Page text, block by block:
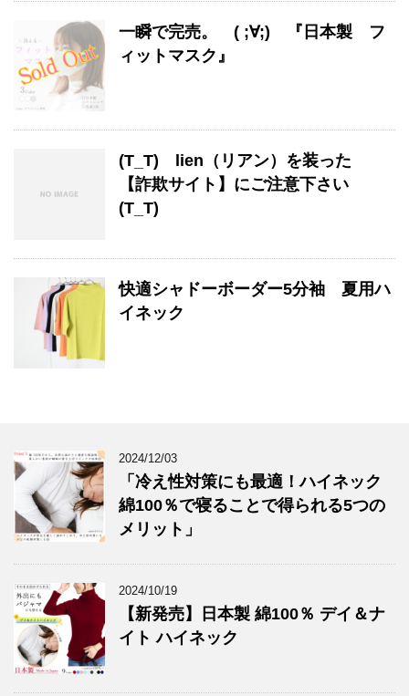
一瞬で完売。 ( ;∀;) 『日本製 フ
ィットマスク』
(T_T) lien（リアン）を装った
【詐欺サイト】にご注意下さい
(T_T)
快適シャドーボーダー5分袖 夏用ハ
イネック
2024/12/03
「冷え性対策にも最適！ハイネック
綿100％で寝ることで得られる5つの
メリット」
2024/10/19
【新発売】日本製 綿100％ デイ＆ナ
イト ハイネック